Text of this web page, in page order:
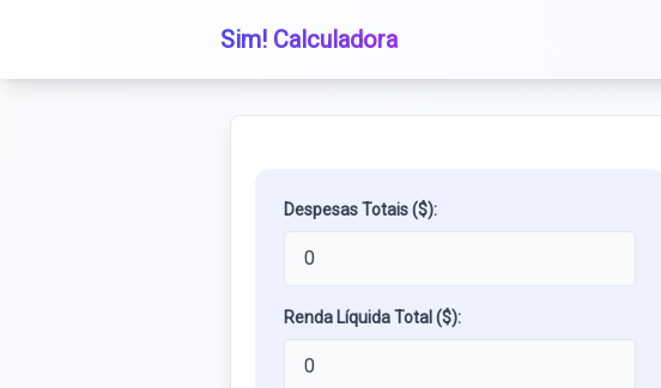
Sim! Calculadora
Despesas Totais ($):
Renda Líquida Total ($):